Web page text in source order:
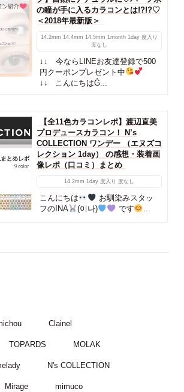
の瞳が手に入るカラコンとは!?!?♡
＜2018年最新版＞
14.2mm 14.4mm 14.5mm 1month 1day 度入り
度なし
↓↓ 今ならLINEお友達登録で500
円クーポンプレゼント中
↓↓ こんにちはǴ...
【全11色カラコンレポ】渡辺直美
プロデュースカラコン！ N’s
COLLECTION ワンデー （エヌズコ
レクション 1day） の感想・装着画
像レポ（口コミ）まとめ
14.2mm 1day 度入り 度なし
こんにちは
お馴染みスタッ
フのINA
(이나) です ...
Clainel
TOPARDS MOLAK
N's COLLECTION
Mirage mimuco